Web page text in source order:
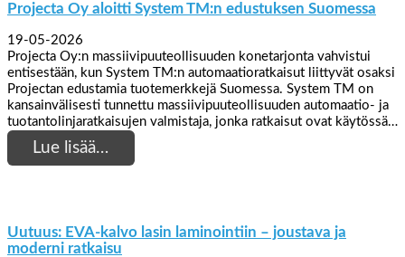
Projecta Oy aloitti System TM:n edustuksen Suomessa
19-05-2026
Projecta Oy:n massiivipuuteollisuuden konetarjonta vahvistui
entisestään, kun System TM:n automaatioratkaisut liittyvät osaksi
Projectan edustamia tuotemerkkejä Suomessa. System TM on
kansainvälisesti tunnettu massiivipuuteollisuuden automaatio- ja
tuotantolinjaratkaisujen valmistaja, jonka ratkaisut ovat käytössä…
Lue lisää…
Uutuus: EVA-kalvo lasin laminointiin – joustava ja
moderni ratkaisu